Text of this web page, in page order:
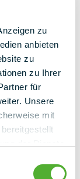
zu
anbieten
zu
zu Ihrer
für
Unsere
mit